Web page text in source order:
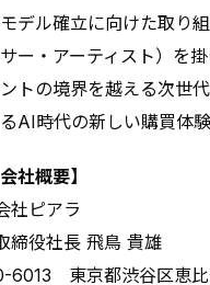
デル確立に向けた取り
サー・アーティスト）
トの境界を越える次世
AI時代の新しい購買体
社概要】
ピアラ
役社長 飛鳥 貴雄
東京都渋谷区恵比